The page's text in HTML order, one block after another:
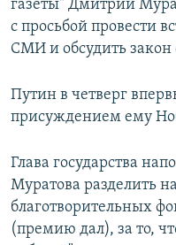
газеты" Дмитрий
с просьбой провести
СМИ и обсудить закон
Путин в четверг
присуждением ему
Глава государства
Муратова разделить
благотворительных
(премию дал), за то,